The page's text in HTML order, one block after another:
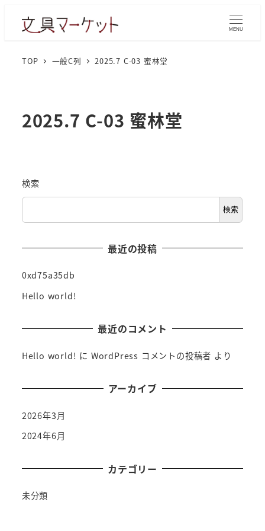
MENU
TOP 一般C列 2025.7 C-03 蜜林堂
2025.7 C-03 蜜林堂
検索
検索
最近の投稿
0xd75a35db
Hello world!
最近のコメント
Hello world! に WordPress コメントの投稿者 より
アーカイブ
2026年3月
2024年6月
カテゴリー
未分類